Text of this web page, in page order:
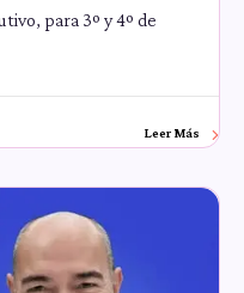
para 3º y 4º de
Leer Más